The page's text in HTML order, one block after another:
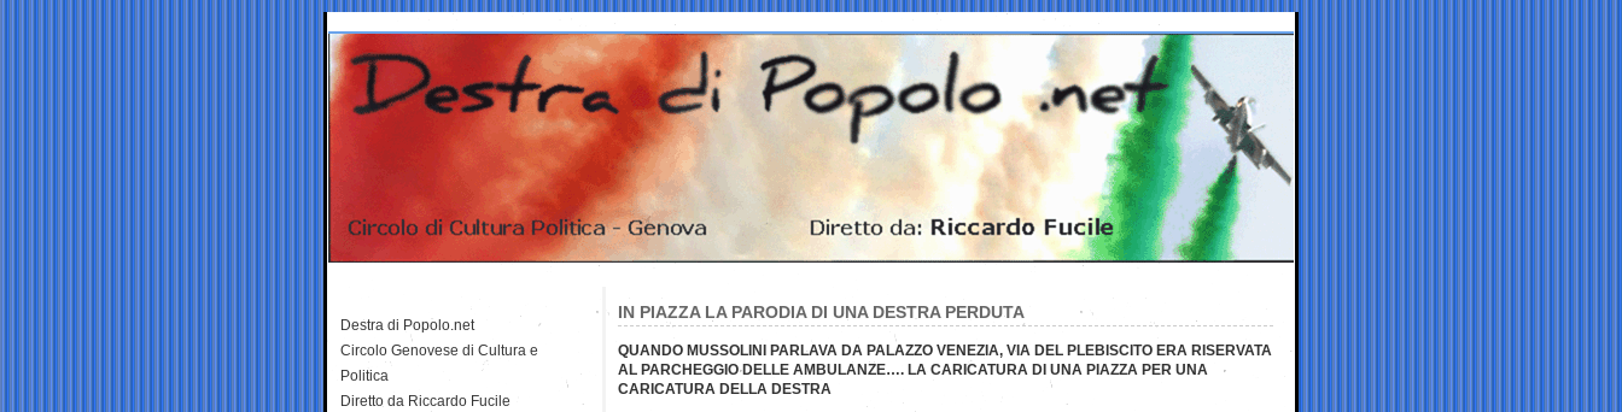
IN PIAZZA LA PARODIA DI UNA DESTRA PERDUTA
QUANDO MUSSOLINI PARLAVA DA PALAZZO VENEZIA, VIA DEL PLEBISCITO ERA RISERVATA
AL PARCHEGGIO DELLE AMBULANZE…. LA CARICATURA DI UNA PIAZZA PER UNA
CARICATURA DELLA DESTRA
Destra di Popolo.net
Circolo Genovese di Cultura e
Politica
Diretto da Riccardo Fucile